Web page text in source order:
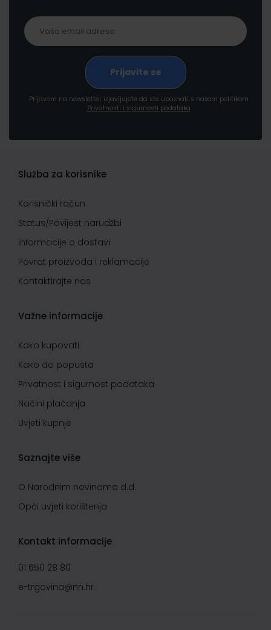
Prijavom na newsletter izjavljujete da ste upoznati s našom politikom
Privatnosti i sigurnosti podataka
Služba za korisnike
Korisnički račun
Status/Povijest narudžbi
Informacije o dostavi
Povrat proizvoda i reklamacije
Kontaktirajte nas
Važne informacije
Kako kupovati
Kako do popusta
Privatnost i sigurnost podataka
Načini plaćanja
Uvjeti kupnje
Saznajte više
O Narodnim novinama d.d.
Opći uvjeti korištenja
Kontakt informacije
01 650 28 80
e-trgovina@nn.hr